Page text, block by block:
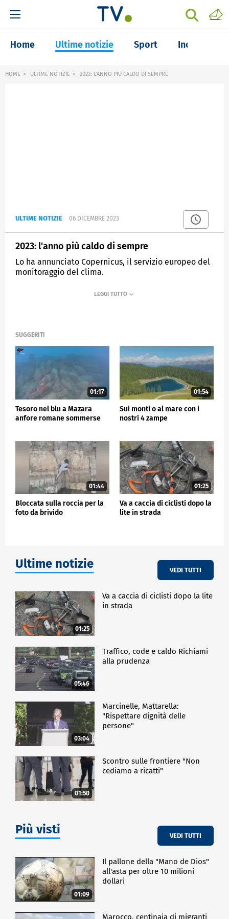
Home Ultime notizie Sport Inchieste
HOME ULTIME NOTIZIE 2023: L'ANNO PIÙ CALDO DI SEMPRE
ULTIME NOTIZIE 06 DICEMBRE 2023
2023: l'anno più caldo di sempre
Lo ha annunciato Copernicus, il servizio europeo del
monitoraggio del clima.
SUGGERITI
01:17
Tesoro nel blu a Mazara
anfore romane sommerse
01:54
Sui monti o al mare con i
nostri 4 zampe
01:44
Bloccata sulla roccia per la
foto da brivido
01:25
Va a caccia di ciclisti dopo la
lite in strada
Ultime notizie VEDI TUTTI
01:25
Va a caccia di ciclisti dopo la lite
in strada
05:46
Traffico, code e caldo Richiami
alla prudenza
03:04
Marcinelle, Mattarella:
"Rispettare dignità delle
persone"
01:50
Scontro sulle frontiere "Non
cediamo a ricatti"
Più visti VEDI TUTTI
01:09
Il pallone della "Mano de Dios"
all'asta per oltre 10 milioni
dollari
Marocco, centinaia di migranti